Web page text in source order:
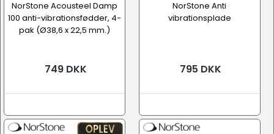
NorStone Acousteel Damp
100 anti-vibrationsfødder, 4-
pak (Ø38,6 x 22,5 mm.)
749 DKK
NorStone Anti
vibrationsplade
795 DKK